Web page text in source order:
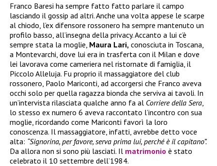
Franco Baresi ha sempre fatto fatto parlare il campo
lasciando il gossip ad altri. Anche una volta appese le scarpe
al chiodo, l’ex difensore rossonero ha sempre mantenuto un
profilo basso, all’insegna della privacy. Accanto a lui c’è
sempre stata la moglie, Maura Lari, conosciuta in Toscana,
a Montevarchi, dove lui era in trasferta con il Milan e dove
lei lavorava come cameriera nel ristornate di famiglia, il
Piccolo Alleluja. Fu proprio il massaggiatore del club
rossonero, Paolo Mariconti, ad accorgersi che Franco aveva
occhi solo per quella ragazza bionda che serviva ai tavoli. In
un’intervista rilasciata qualche anno fa al Corriere della Sera
lo stesso ex numero 6 aveva raccontato l’incontro con sua
moglie, ricordando come Mariconti favorì la loro
conoscenza. Il massaggiatore, infatti, avrebbe detto voce
alta: “Signorina, per favore, serva prima lui, perché è il capitano”.
Da allora non si sono più lasciati. Il matrimonio è stato
celebrato il 10 settembre dell’1984.